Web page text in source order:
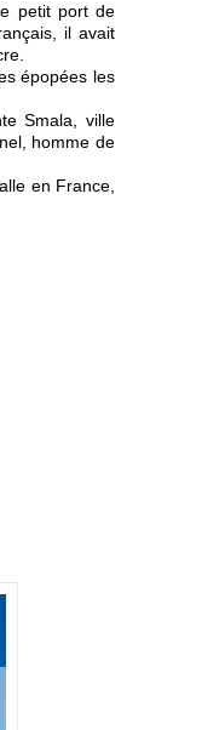
petit port de
il avait
épopées les
Smala, ville
homme de
en France,